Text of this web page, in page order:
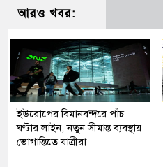
আরও খবর:
ইউরোপের বিমানবন্দরে পাঁচ
ঘণ্টার লাইন, নতুন সীমান্ত ব্যবস্থায়
ভোগান্তিতে যাত্রীরা